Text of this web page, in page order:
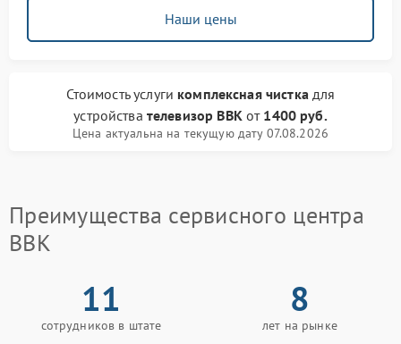
Наши цены
Стоимость услуги комплексная чисткадля
устройства телевизор BBKот 1400 руб.
Цена актуальна на текущую дату 07.08.2026
Преимущества сервисного центра
BBK
11
сотрудников в штате
8
лет на рынке